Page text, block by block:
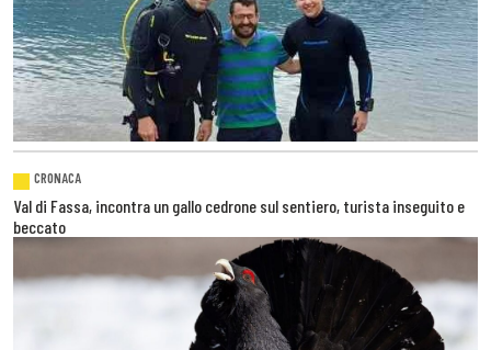
CRONACA
Val di Fassa, incontra un gallo cedrone sul sentiero, turista inseguito e
beccato